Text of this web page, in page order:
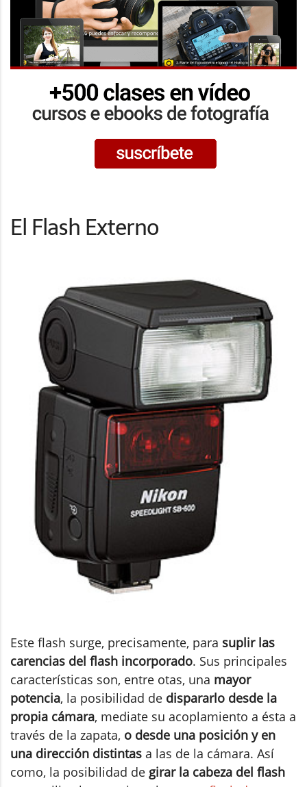
El Flash Externo
Este flash surge, precisamente, para suplir las
carencias del flash incorporado. Sus principales
características son, entre otas, una mayor
potencia, la posibilidad de dispararlo desde la
propia cámara, mediate su acoplamiento a ésta a
través de la zapata, o desde una posición y en
una dirección distintas a las de la cámara. Así
como, la posibilidad de girar la cabeza del flash